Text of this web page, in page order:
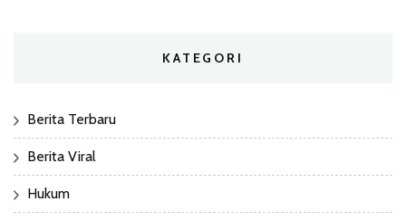
KATEGORI
Berita Terbaru
Berita Viral
Hukum